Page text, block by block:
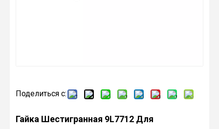
Поделиться с:
Гайка Шестигранная 9L7712 Для